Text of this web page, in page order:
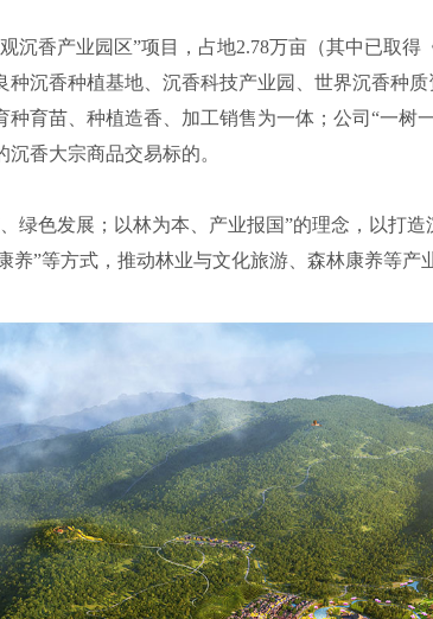
万亩（其中已取得《不动产权
业园、世界沉香种质资源圃、国
为一体；公司“一树一证”业务在
交易标的。
报国”的理念，以打造沉香产业链
文化旅游、森林康养等产业的深